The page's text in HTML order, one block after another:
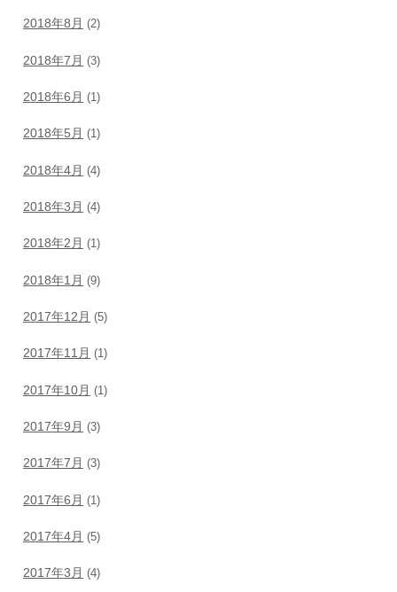
2018年8月 (2)
2018年7月 (3)
2018年6月 (1)
2018年5月 (1)
2018年4月 (4)
2018年3月 (4)
2018年2月 (1)
2018年1月 (9)
2017年12月 (5)
2017年11月 (1)
2017年10月 (1)
2017年9月 (3)
2017年7月 (3)
2017年6月 (1)
2017年4月 (5)
2017年3月 (4)